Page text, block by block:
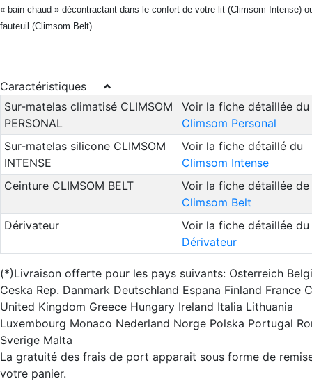
« bain chaud » décontractant dans le confort de votre lit (Climsom Intense)
fauteuil (Climsom Belt)
Caractéristiques
Sur-matelas climatisé CLIMSOM
PERSONAL
Voir la fiche détaillée du
Climsom Personal
Sur-matelas silicone CLIMSOM
INTENSE
Voir la fiche détaillé du
Climsom Intense
Ceinture CLIMSOM BELT
Voir la fiche détaillée de
Climsom Belt
Dérivateur
Voir la fiche détaillée du
Dérivateur
(*)Livraison offerte pour les pays suivants: Osterreich
Ceska Rep. Danmark Deutschland Espana Finland France
United Kingdom Greece Hungary Ireland Italia Lithuania
Luxembourg Monaco Nederland Norge Polska Portugal
Sverige Malta
La gratuité des frais de port apparait sous forme de
votre panier.